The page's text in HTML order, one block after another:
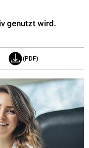
genutzt wird.
(PDF)